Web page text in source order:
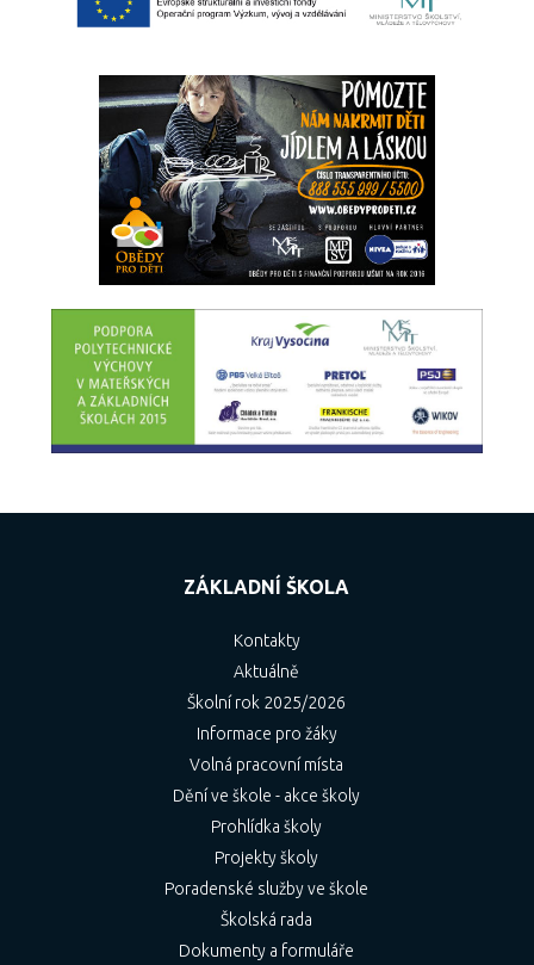
ZÁKLADNÍ ŠKOLA
Kontakty
Aktuálně
Školní rok 2025/2026
Informace pro žáky
Volná pracovní místa
Dění ve škole - akce školy
Prohlídka školy
Projekty školy
Poradenské služby ve škole
Školská rada
Dokumenty a formuláře